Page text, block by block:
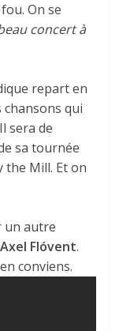
On se
concert à
repart en
qui
sera de
sa tournée
the Mill. Et on
un autre
Axel Flóvent.
conviens.